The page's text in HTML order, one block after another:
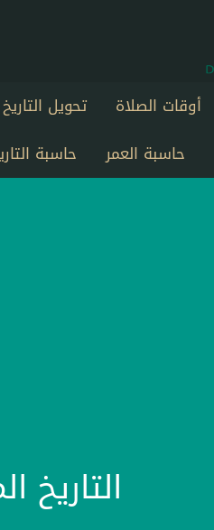
أوقات الصلاة تحويل التاريخ
حاسبة العمر حاسبة
التاريخ الميلادي